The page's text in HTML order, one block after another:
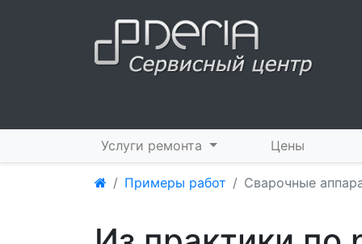
Услуги ремонта Цены
Примеры работ Сварочные